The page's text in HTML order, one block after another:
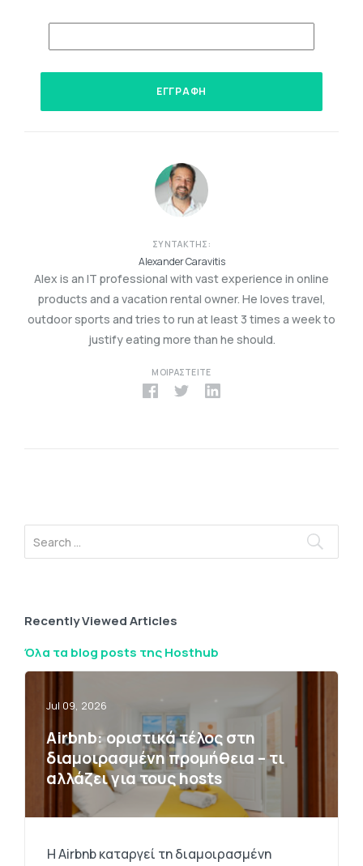
ΣΥΝΤΆΚΤΗΣ:
Alexander Caravitis
Alex is an IT professional with vast experience in online
products and a vacation rental owner. He loves travel,
outdoor sports and tries to run at least 3 times a week to
justify eating more than he should.
ΜΟΙΡΑΣΤΕΊΤΕ
Recently Viewed Articles
Όλα τα blog posts της Hosthub
Jul 09, 2026
Airbnb: οριστικά τέλος στη
διαμοιρασμένη προμήθεια – τι
αλλάζει για τους hosts
Η Airbnb καταργεί τη διαμοιρασμένη